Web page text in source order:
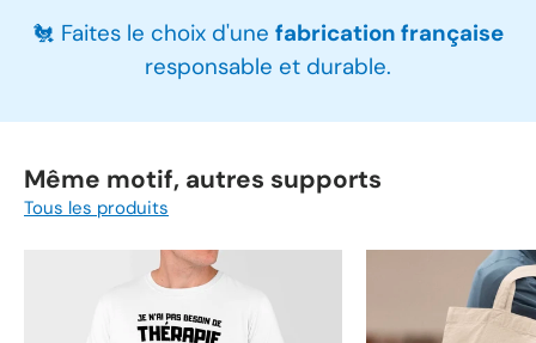
🐔 Faites le choix d'une fabrication française
responsable et durable.
Même motif, autres supports
Tous les produits